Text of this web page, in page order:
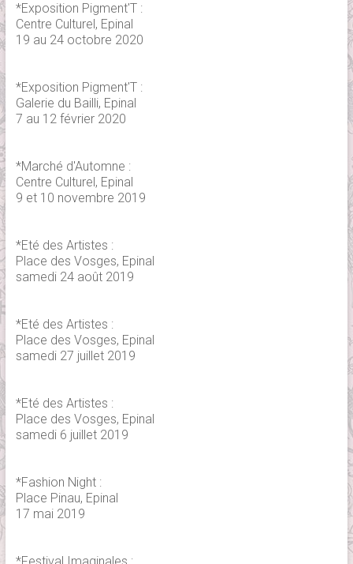
*Exposition Pigment'T :
Centre Culturel, Epinal
19 au 24 octobre 2020
*Exposition Pigment'T :
Galerie du Bailli, Epinal
7 au 12 février 2020
*Marché d'Automne :
Centre Culturel, Epinal
9 et 10 novembre 2019
*Eté des Artistes :
Place des Vosges, Epinal
samedi 24 août 2019
*Eté des Artistes :
Place des Vosges, Epinal
samedi 27 juillet 2019
*Eté des Artistes :
Place des Vosges, Epinal
samedi 6 juillet 2019
*Fashion Night :
Place Pinau, Epinal
17 mai 2019